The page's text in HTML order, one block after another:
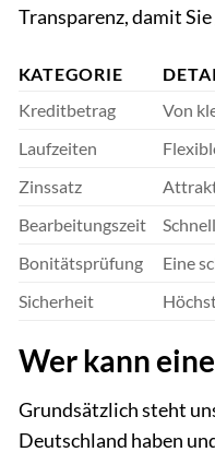
Transparenz, damit
KATEGORIE
Kreditbetrag
Von
Laufzeiten
Zinssatz
Bearbeitungszeit
Bonitätsprüfung
Eine
Sicherheit
Wer kann
Grundsätzlich steht
Deutschland haben